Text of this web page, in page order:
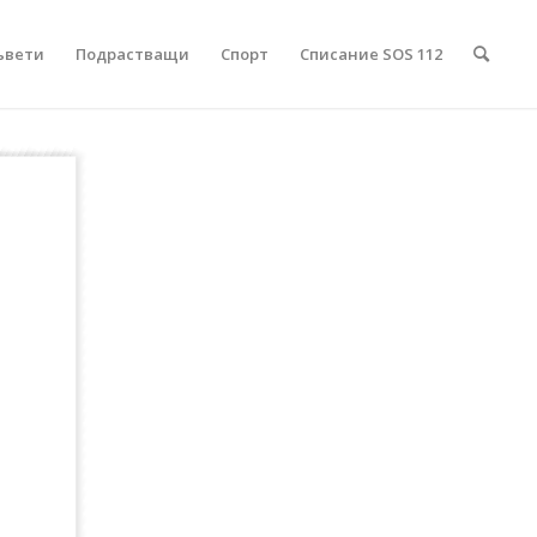
Подрастващи Спорт Списание SOS 112